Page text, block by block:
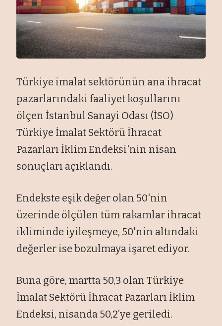
Türkiye imalat sektörünün ana ihracat
pazarlarındaki faaliyet koşullarını
ölçen İstanbul Sanayi Odası (İSO)
Türkiye İmalat Sektörü İhracat
Pazarları İklim Endeksi'nin nisan
sonuçları açıklandı.
Endekste eşik değer olan 50'nin
üzerinde ölçülen tüm rakamlar ihracat
ikliminde iyileşmeye, 50'nin altındaki
değerler ise bozulmaya işaret ediyor.
Buna göre, martta 50,3 olan Türkiye
İmalat Sektörü İhracat Pazarları İklim
Endeksi, nisanda 50,2’ye geriledi.